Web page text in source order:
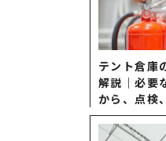
テント倉庫
解説｜必要
から、点検